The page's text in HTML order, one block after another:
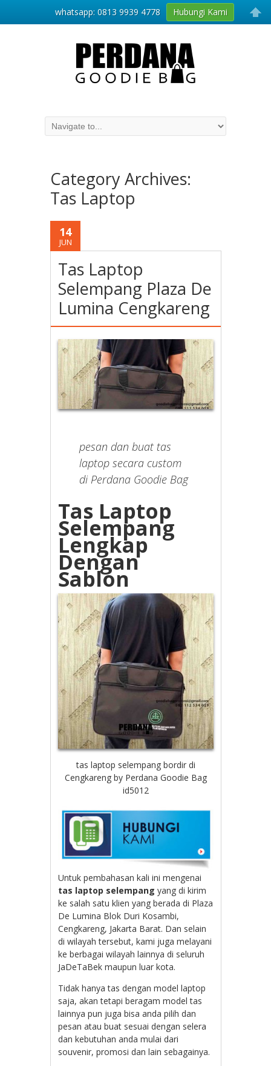
Category Archives:
Tas Laptop
14
JUN
Tas Laptop
Selempang Plaza De
Lumina Cengkareng
pesan dan buat tas
laptop secara custom
di Perdana Goodie Bag
Tas Laptop
Selempang
Lengkap
Dengan
Sablon
tas laptop selempang bordir di
Cengkareng by Perdana Goodie Bag
id5012
Untuk pembahasan kali ini mengenai
tas laptop selempang yang di kirim
ke salah satu klien yang berada di Plaza
De Lumina Blok Duri Kosambi,
Cengkareng, Jakarta Barat. Dan selain
di wilayah tersebut, kami juga melayani
ke berbagai wilayah lainnya di seluruh
JaDeTaBek maupun luar kota.
Tidak hanya tas dengan model laptop
saja, akan tetapi beragam model tas
lainnya pun juga bisa anda pilih dan
pesan atau buat sesuai dengan selera
dan kebutuhan anda mulai dari
souvenir, promosi dan lain sebagainya.
whatsapp: 0813 9939 4778 Hubungi Kami